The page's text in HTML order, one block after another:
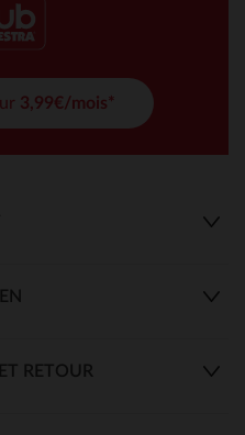
3,99€/mois*
RETOUR